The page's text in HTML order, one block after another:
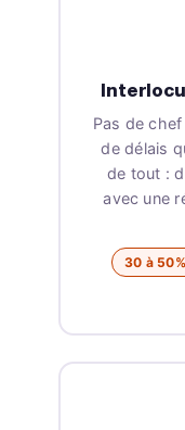
Pas de
de délais
de tout :
avec une
30 à